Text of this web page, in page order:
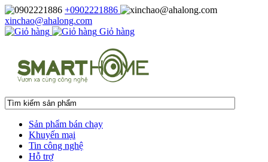
+0902221886
xinchao@ahalong.com
Giỏ hàng
Sản phẩm bán chạy
Khuyến mại
Tin công nghệ
Hỗ trợ